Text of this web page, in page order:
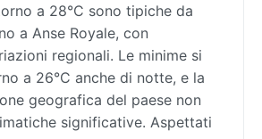
a 28°C sono tipiche da
a Anse Royale, con
regionali. Le minime si
a 26°C anche di notte, e la
geografica del paese non
significative. Aspettati